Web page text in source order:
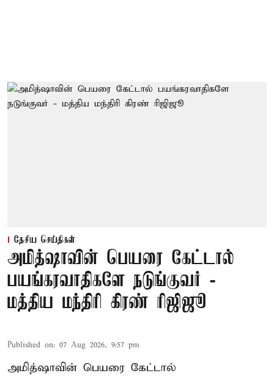
தேசிய செய்திகள்
அமித்ஷாவின் பெயரை கேட்டால்
பயங்கரவாதிகளே நடுங்குவர் -
மத்திய மந்திரி கிரண் ரிஜிஜூ
Published on: 07 Aug 2026, 9:57 pm
அமித்ஷாவின் பெயரை கேட்டால்